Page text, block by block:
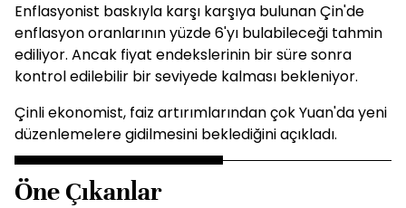
Enflasyonist baskıyla karşı karşıya bulunan Çin'de
enflasyon oranlarının yüzde 6'yı bulabileceği tahmin
ediliyor. Ancak fiyat endekslerinin bir süre sonra
kontrol edilebilir bir seviyede kalması bekleniyor.
Çinli ekonomist, faiz artırımlarından çok Yuan'da yeni
düzenlemelere gidilmesini beklediğini açıkladı.
Öne Çıkanlar